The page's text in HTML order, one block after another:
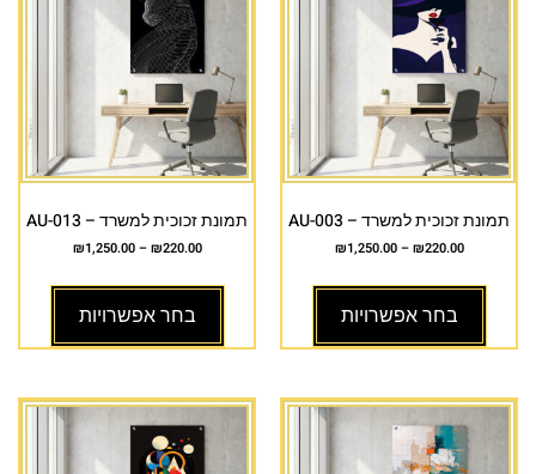
תמונת זכוכית למשרד – AU-003
₪220.00
–
₪1,250.00
בחר אפשרויות
תמונת זכוכית למשרד – AU-013
₪220.00
–
₪1,250.00
בחר אפשרויות